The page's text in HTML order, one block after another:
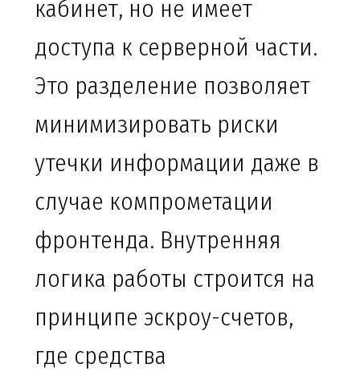
кабинет, но не имеет
доступа к серверной части.
Это разделение позволяет
минимизировать риски
утечки информации даже в
случае компрометации
фронтенда. Внутренняя
логика работы строится на
принципе эскроу-счетов,
где средства